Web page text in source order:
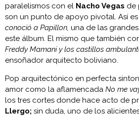
paralelismos con el Nacho Vegas de
son un punto de apoyo pivotal. Así es
conoció a Papillon, una de las
este álbum. El mismo que también
Freddy Mamani y los castillos
ensoñador arquitecto boliviano.
Pop arquitectónico en perfecta
amor como la aflamencada No me
los tres cortes donde hace acto de
Llergo; sin duda, uno de los